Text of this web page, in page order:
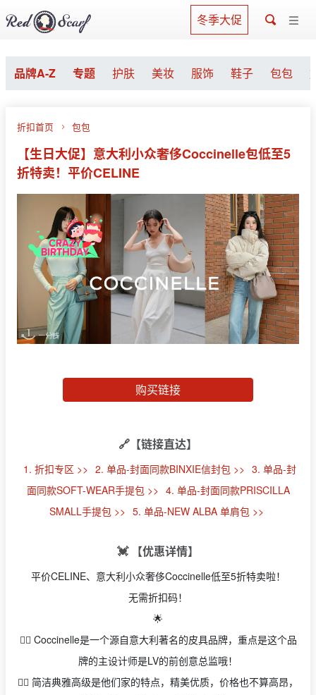
冬季大促
品牌A-Z 专题 护肤 美妆 服饰 鞋子 包包
折扣首页 包包
【生日大促】意大利小众奢侈Coccinelle包低至5
折特卖！平价CELINE
购买链接
🔗【链接直达】
1. 折扣专区 >> 2. 单品-封面同款BINXIE信封包 >> 3. 单品-封
面同款SOFT-WEAR手提包 >> 4. 单品-封面同款PRISCILLA
SMALL手提包 >> 5. 单品-NEW ALBA 单肩包 >>
💓 【优惠详情】
平价CELINE、意大利小众奢侈Coccinelle低至5折特卖啦！
无需折扣码！
🌟
👉🏻 Coccinelle是一个源自意大利著名的皮具品牌，重点是这个品
牌的主设计师是LV的前创意总监哦！
👉🏻 简洁典雅高级是他们家的特点，精美优质，价格也不算高昂，